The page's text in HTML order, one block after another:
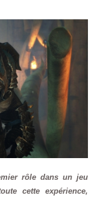
rôle dans un jeu
cette expérience,